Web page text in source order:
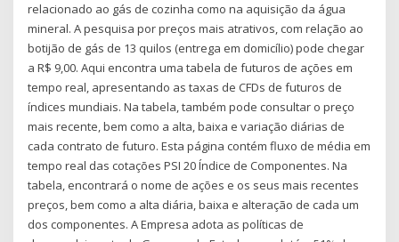
relacionado ao gás de cozinha como na aquisição da água
mineral. A pesquisa por preços mais atrativos, com relação ao
botijão de gás de 13 quilos (entrega em domicílio) pode chegar
a R$ 9,00. Aqui encontra uma tabela de futuros de ações em
tempo real, apresentando as taxas de CFDs de futuros de
índices mundiais. Na tabela, também pode consultar o preço
mais recente, bem como a alta, baixa e variação diárias de
cada contrato de futuro. Esta página contém fluxo de média em
tempo real das cotações PSI 20 Índice de Componentes. Na
tabela, encontrará o nome de ações e os seus mais recentes
preços, bem como a alta diária, baixa e alteração de cada um
dos componentes. A Empresa adota as políticas de